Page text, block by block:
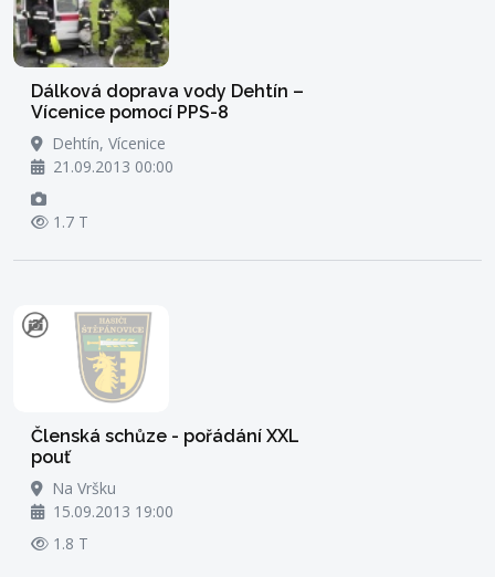
Dálková doprava vody Dehtín –
Vícenice pomocí PPS-8
Dehtín, Vícenice
21.09.2013 00:00
1.7 T
Členská schůze - pořádání XXL
pouť
Na Vršku
15.09.2013 19:00
1.8 T